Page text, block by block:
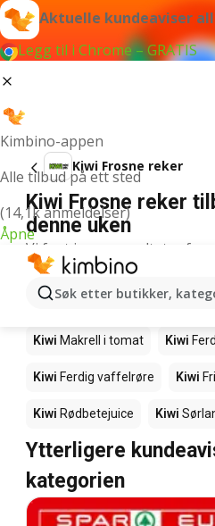
Aktuelle kundeaviser
Legg til i Chrome – GRATIS
Kimbino-appen
Alle tilbud på ett sted
(14,1k anmeldelser)
Åpne
Søk etter butikker,
Kiwi Frosne reker
Kiwi Frosne reker
denne uken
Vi fant ingen resultater for
Andre produkter i
Kiwi
Kiwi Makrell i tomat Kiwi
Kiwi Ferdig vaffelrøre Kiwi
Kiwi Rødbetejuice Kiwi
Ytterligere
kategorien